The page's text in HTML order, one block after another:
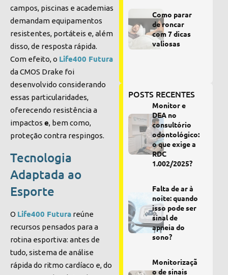
campos, piscinas e academias
demandam equipamentos
resistentes, portáteis e, além
disso, de resposta rápida.
Com efeito, o Life400 Futura
da CMOS Drake foi
desenvolvido considerando
essas particularidades,
oferecendo resistência a
impactos e, bem como,
proteção contra respingos.
Tecnologia
Adaptada ao
Esporte
O Life400 Futura reúne
recursos pensados para a
rotina esportiva: antes de
tudo, sistema de análise
rápida do ritmo cardíaco e, do
Como parar
de roncar
com 7 dicas
valiosas
POSTS RECENTES
Monitor e
DEA no
consultório
odontológico:
o que exige a
RDC
1.002/2025?
Falta de ar à
noite: quando
isso pode ser
sinal de
apneia do
sono?
Monitorizaçã
o de sinais